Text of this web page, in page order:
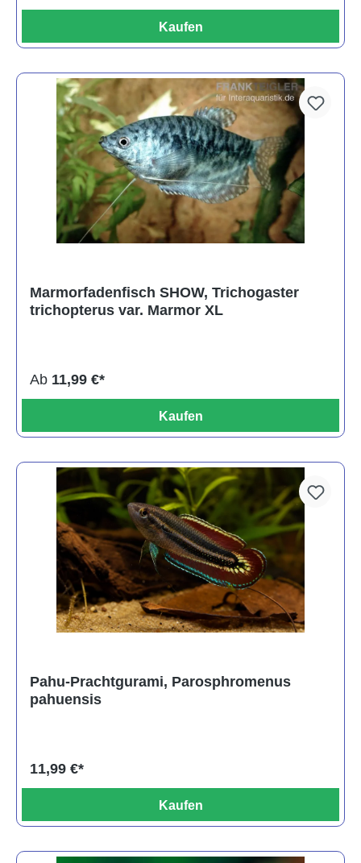
Kaufen
Marmorfadenfisch SHOW, Trichogaster
trichopterus var. Marmor XL
Ab 11,99 €*
Kaufen
Pahu-Prachtgurami, Parosphromenus
pahuensis
11,99 €*
Kaufen